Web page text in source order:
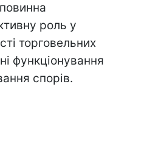
роль у
торговельних
функціонування
спорів.